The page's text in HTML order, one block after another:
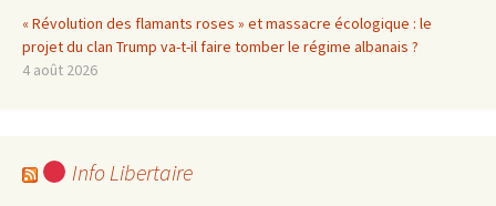
« Révolution des flamants roses » et massacre écologique : le
projet du clan Trump va-t-il faire tomber le régime albanais ?
4 août 2026
Info Libertaire